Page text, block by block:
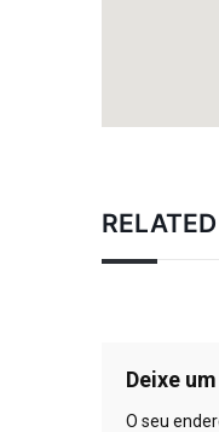
Deixe
O seu